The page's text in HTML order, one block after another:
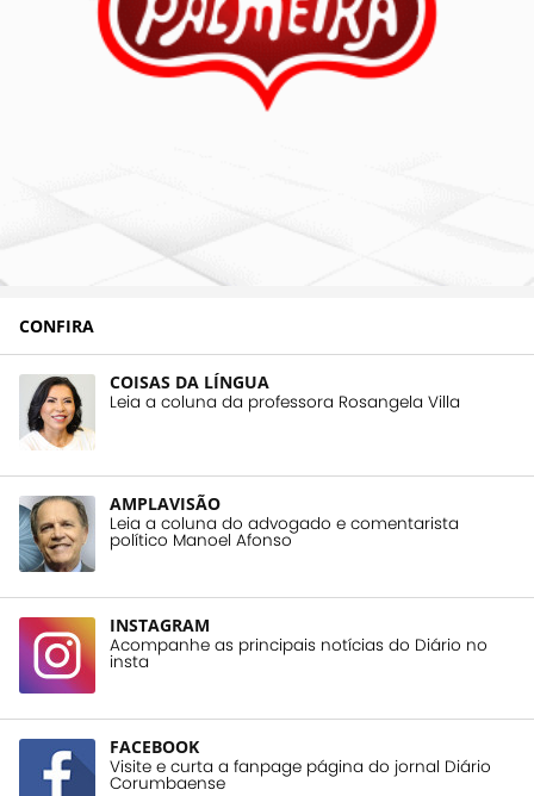
CONFIRA
COISAS DA LÍNGUA
Leia a coluna da professora Rosangela Villa
AMPLAVISÃO
Leia a coluna do advogado e comentarista
político Manoel Afonso
INSTAGRAM
Acompanhe as principais notícias do Diário no
insta
FACEBOOK
Visite e curta a fanpage página do jornal Diário
Corumbaense